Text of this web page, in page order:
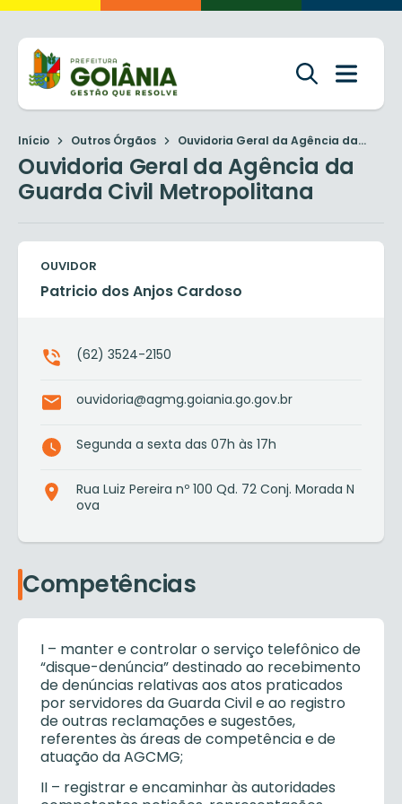
Início Outros Órgãos Ouvidoria Geral da Agência da...
Ouvidoria Geral da Agência da
Guarda Civil Metropolitana
OUVIDOR
Patricio dos Anjos Cardoso
(62) 3524-2150
ouvidoria@agmg.goiania.go.gov.br
Segunda a sexta das 07h às 17h
Rua Luiz Pereira nº 100 Qd. 72 Conj. Morada N
ova
Competências
I – manter e controlar o serviço telefônico de
“disque-denúncia” destinado ao recebimento
de denúncias relativas aos atos praticados
por servidores da Guarda Civil e ao registro
de outras reclamações e sugestões,
referentes às áreas de competência e de
atuação da AGCMG;
II – registrar e encaminhar às autoridades